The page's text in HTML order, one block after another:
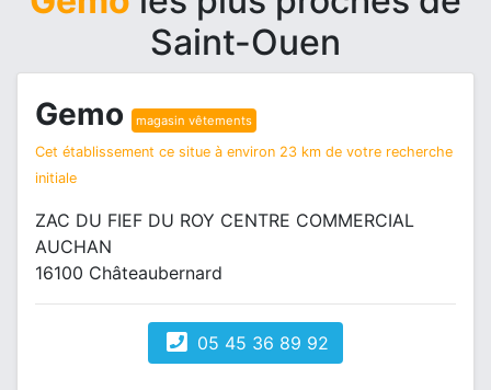
Saint-Ouen
Gemo magasin vêtements
Cet établissement ce situe à environ 23 km de votre recherche
initiale
ZAC DU FIEF DU ROY CENTRE COMMERCIAL
AUCHAN
16100 Châteaubernard
05 45 36 89 92